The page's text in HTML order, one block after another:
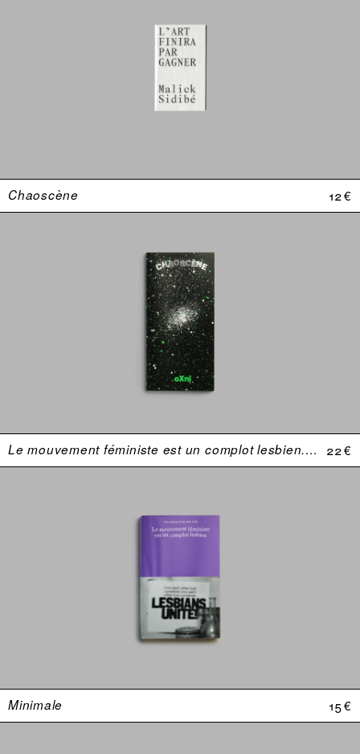
Chaoscène 12 €
Le mouvement féministe est un complot lesbien. Une anthologie (USA 1969–1974) 22 €
Minimale 15 €